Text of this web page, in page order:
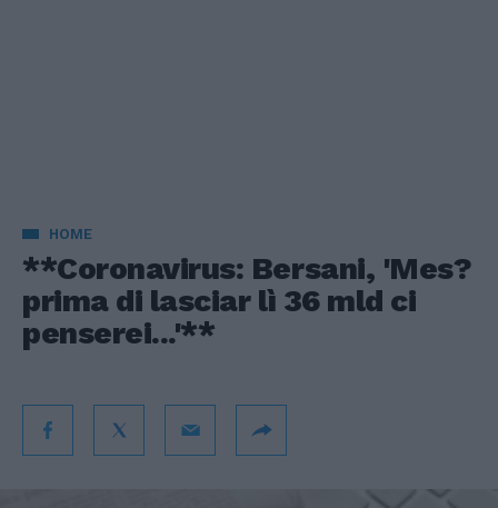
HOME
**Coronavirus: Bersani, 'Mes?
prima di lasciar lì 36 mld ci
penserei...'**